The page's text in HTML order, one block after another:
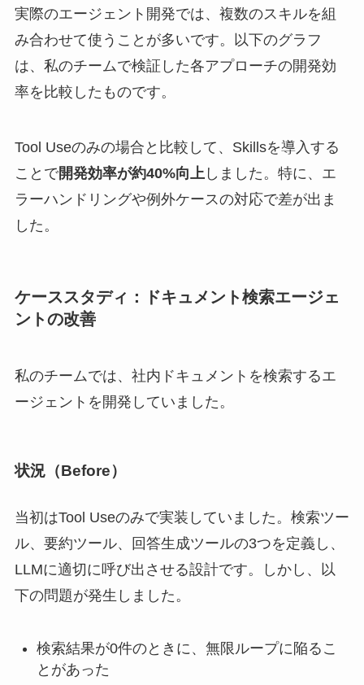
実際のエージェント開発では、複数のスキルを組
み合わせて使うことが多いです。以下のグラフ
は、私のチームで検証した各アプローチの開発効
率を比較したものです。
Tool Useのみの場合と比較して、Skillsを導入する
ことで開発効率が約40%向上しました。特に、エ
ラーハンドリングや例外ケースの対応で差が出ま
した。
ケーススタディ：ドキュメント検索エージェ
ントの改善
私のチームでは、社内ドキュメントを検索するエ
ージェントを開発していました。
状況（Before）
当初はTool Useのみで実装していました。検索ツー
ル、要約ツール、回答生成ツールの3つを定義し、
LLMに適切に呼び出させる設計です。しかし、以
下の問題が発生しました。
検索結果が0件のときに、無限ループに陥るこ
とがあった